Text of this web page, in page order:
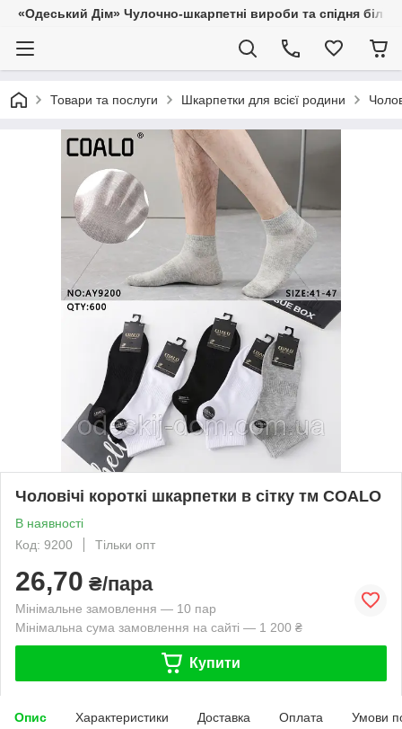
«Одеський Дім» Чулочно-шкарпетні вироби та спідня
Товари та послуги Шкарпетки для всієї родини
Чоловічі короткі шкарпетки в сітку тм COALO
В наявності
Код: 9200
Тільки опт
26,70 ₴/пара
Мінімальне замовлення — 10 пар
Мінімальна сума замовлення на сайті — 1 200 ₴
Купити
Опис Характеристики Доставка Оплата Умови